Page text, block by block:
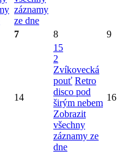
záznamy
ze dne
7 8 9
14
15
2
Zvíkovecká
pouť Retro
disco pod
širým nebem
Zobrazit
všechny
záznamy ze
dne
16